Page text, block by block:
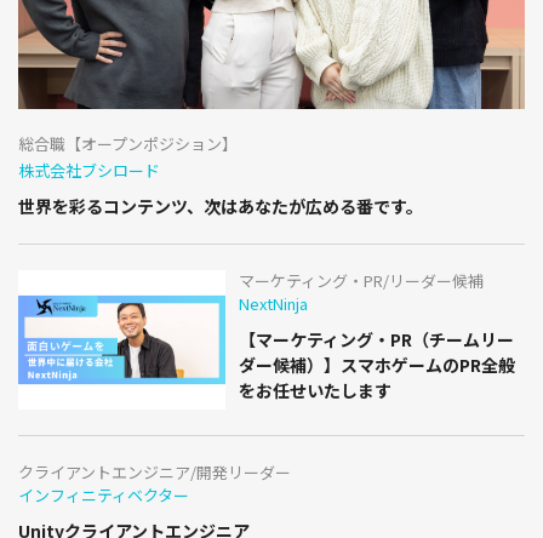
総合職【オープンポジション】
株式会社ブシロード
世界を彩るコンテンツ、次はあなたが広める番です。
マーケティング・PR/リーダー候補
NextNinja
【マーケティング・PR（チームリー
ダー候補）】スマホゲームのPR全般
をお任せいたします
クライアントエンジニア/開発リーダー
インフィニティベクター
Unityクライアントエンジニア